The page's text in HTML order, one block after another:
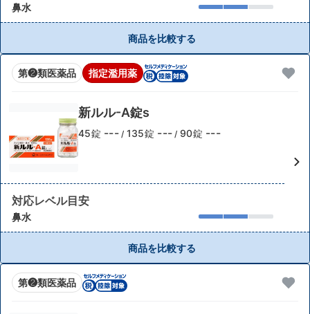
鼻水
商品を比較する
第❷類医薬品 指定濫用薬
新ルル-A錠s
45錠 --- / 135錠 --- / 90錠 ---
対応レベル目安
鼻水
商品を比較する
第❷類医薬品